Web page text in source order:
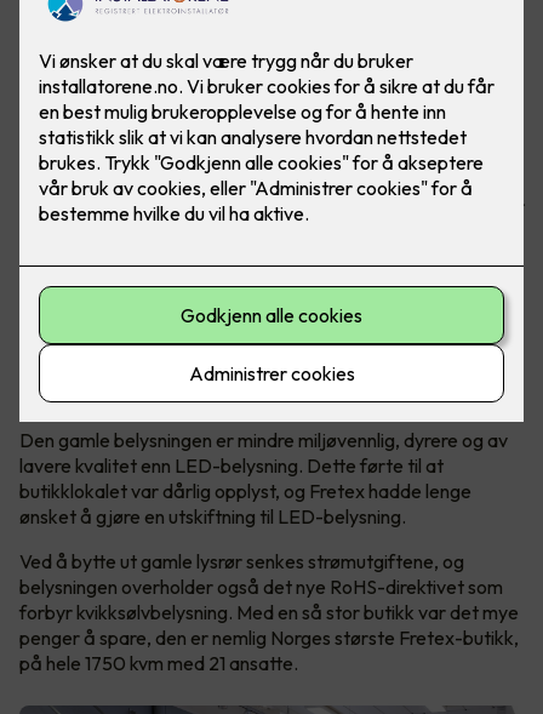
Butikken har spart masse penger på å bytte ut gamle lysrør
Utgått belysning måtte erstattes
Lysarmaturene i Fretex-butikken på Alnabru hadde
konvensjonelle lysstoffrør som inneholdt kvikksølv.
Den gamle belysningen er mindre miljøvennlig, dyrere og av
lavere kvalitet enn LED-belysning. Dette førte til at
butikklokalet var dårlig opplyst, og Fretex hadde lenge
ønsket å gjøre en utskiftning til LED-belysning.
Ved å bytte ut gamle lysrør senkes strømutgiftene, og
belysningen overholder også det nye RoHS-direktivet som
forbyr kvikksølvbelysning. Med en så stor butikk var det mye
penger å spare, den er nemlig Norges største Fretex-butikk,
på hele 1750 kvm med 21 ansatte.